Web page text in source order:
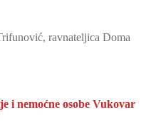
ravnateljica Doma
i nemoćne osobe Vukovar